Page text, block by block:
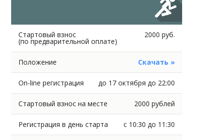
Стартовый взнос
(по предварительной оплате)
2000 руб.
Положение Скачать »
On-line регистрация до 17 октября до 22:00
Стартовый взнос на месте 2000 рублей
Регистрация в день старта с 10:30 до 11:30